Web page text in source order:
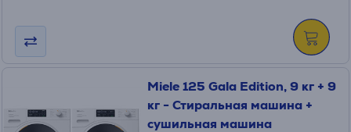
Miele 125 Gala Edition, 9 кг + 9
кг - Стиральная машина +
сушильная машина